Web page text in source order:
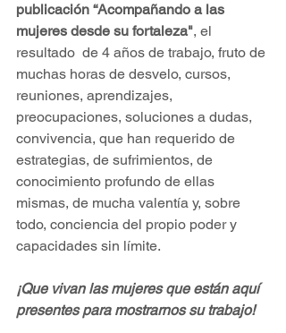
publicación “Acompañando a las
mujeres desde su fortaleza", el
resultado  de 4 años de trabajo, fruto de
muchas horas de desvelo, cursos,
reuniones, aprendizajes,
preocupaciones, soluciones a dudas,
convivencia, que han requerido de
estrategias, de sufrimientos, de
conocimiento profundo de ellas
mismas, de mucha valentía y, sobre
todo, conciencia del propio poder y
capacidades sin límite.
¡Que vivan las mujeres que están aquí
presentes para mostrarnos su trabajo!